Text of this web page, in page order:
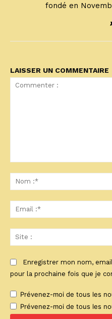
fondé en
LAISSER UN COMMENTAIRE
Enregistrer mon nom,
pour la prochaine fois que je
Prévenez-moi de tous les
Prévenez-moi de tous les